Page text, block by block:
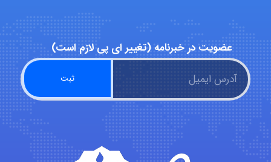
shbnm72
Minoo1375
Sara
عضویت در خبرنامه (تغییر ای پی لازم است)